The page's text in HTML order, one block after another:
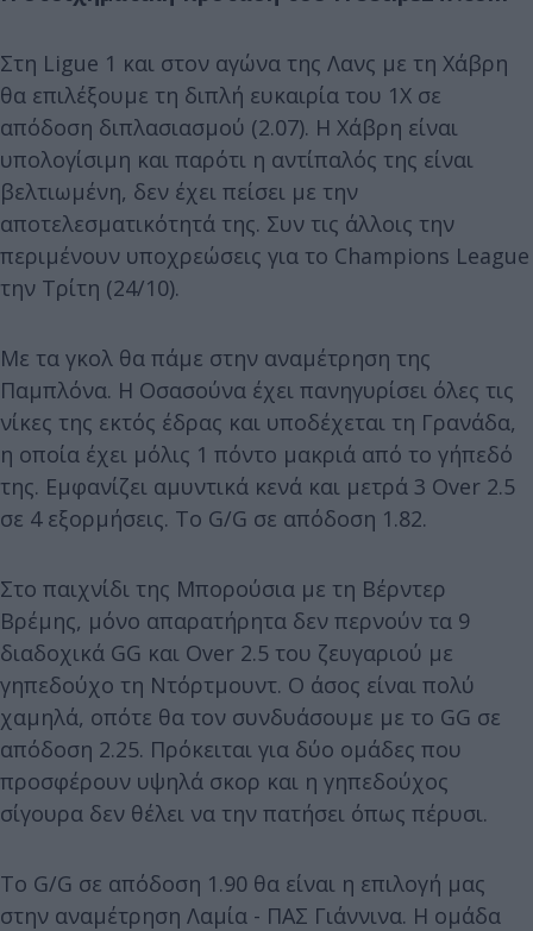
Στη Ligue 1 και στον αγώνα της Λανς με τη Χάβρη
θα επιλέξουμε τη διπλή ευκαιρία του 1Χ σε
απόδοση διπλασιασμού (2.07). Η Χάβρη είναι
υπολογίσιμη και παρότι η αντίπαλός της είναι
βελτιωμένη, δεν έχει πείσει με την
αποτελεσματικότητά της. Συν τις άλλοις την
περιμένουν υποχρεώσεις για το Champions League
την Τρίτη (24/10).
Με τα γκολ θα πάμε στην αναμέτρηση της
Παμπλόνα. Η Οσασούνα έχει πανηγυρίσει όλες τις
νίκες της εκτός έδρας και υποδέχεται τη Γρανάδα,
η οποία έχει μόλις 1 πόντο μακριά από το γήπεδό
της. Εμφανίζει αμυντικά κενά και μετρά 3 Over 2.5
σε 4 εξορμήσεις. Το G/G σε απόδοση 1.82.
Στο παιχνίδι της Μπορούσια με τη Βέρντερ
Βρέμης, μόνο απαρατήρητα δεν περνούν τα 9
διαδοχικά GG και Over 2.5 του ζευγαριού με
γηπεδούχο τη Ντόρτμουντ. Ο άσος είναι πολύ
χαμηλά, οπότε θα τον συνδυάσουμε με το GG σε
απόδοση 2.25. Πρόκειται για δύο ομάδες που
προσφέρουν υψηλά σκορ και η γηπεδούχος
σίγουρα δεν θέλει να την πατήσει όπως πέρυσι.
Το G/G σε απόδοση 1.90 θα είναι η επιλογή μας
στην αναμέτρηση Λαμία - ΠΑΣ Γιάννινα. Η ομάδα